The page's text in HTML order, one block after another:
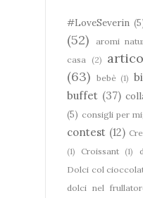
#LoveSeverin
(52)
aromi
casa (2)
(63) bebè (1)
buffet (37)
(5) consigli per
contest (12)
(1)
Croissant (1)
Dolci col
dolci nel